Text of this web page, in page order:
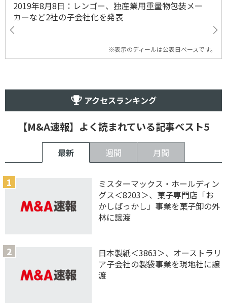
2019年8月8日：レンゴー、独産業用重量物包装メー
カーなど2社の子会社化を発表
※表示のディールは公表日ベースです。
アクセスランキング
【M&A速報】よく読まれている記事ベスト5
最新 週間 月間
ミスターマックス・ホールディン
グス＜8203＞、菓子専門店「お
かしばっかし」事業を菓子卸の外
林に譲渡
日本製紙＜3863＞、オーストラリ
ア子会社の製袋事業を現地社に譲
渡